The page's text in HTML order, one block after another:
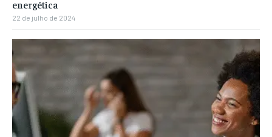
energética
22 de julho de 2024